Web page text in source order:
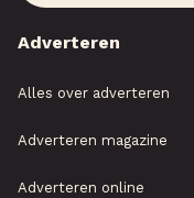
Adverteren
Alles over adverteren
Adverteren magazine
Adverteren online